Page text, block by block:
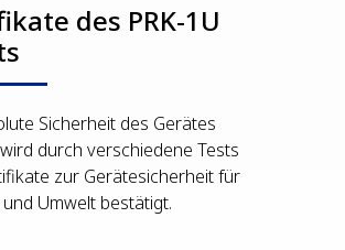
Sicherheit des Gerätes
durch verschiedene Tests
zur Gerätesicherheit für
Umwelt bestätigt.
des PRK-1U